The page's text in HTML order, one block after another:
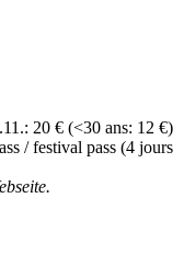
20 € (<30 ans: 12 €)
/ festival pass (4 jours